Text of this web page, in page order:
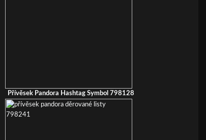
Přívěsek Pandora Hashtag Symbol 798128